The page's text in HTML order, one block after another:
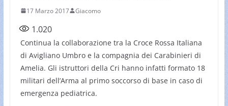
17 Marzo 2017 Giacomo
1.020
Continua la collaborazione tra la Croce Rossa Italiana
di Avigliano Umbro e la compagnia dei Carabinieri di
Amelia. Gli istruttori della Cri hanno infatti formato 18
militari dell’Arma al primo soccorso di base in caso di
emergenza pediatrica.